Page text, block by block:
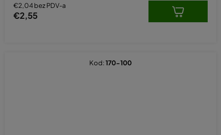
€2,04 bez PDV-a
€2,55
Kod:170-100